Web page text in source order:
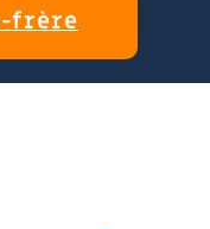
frère